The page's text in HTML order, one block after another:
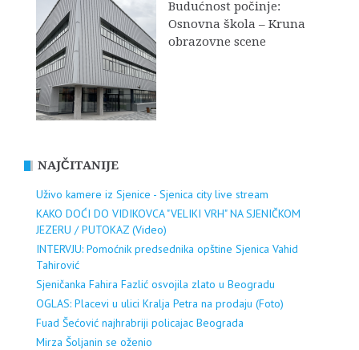
Budućnost počinje:
Osnovna škola – Kruna
obrazovne scene
NAJČITANIJE
Uživo kamere iz Sjenice - Sjenica city live stream
KAKO DOĆI DO VIDIKOVCA "VELIKI VRH" NA SJENIČKOM
JEZERU / PUTOKAZ (Video)
INTERVJU: Pomoćnik predsednika opštine Sjenica Vahid
Tahirović
Sjeničanka Fahira Fazlić osvojila zlato u Beogradu
OGLAS: Placevi u ulici Kralja Petra na prodaju (Foto)
Fuad Šećović najhrabriji policajac Beograda
Mirza Šoljanin se oženio